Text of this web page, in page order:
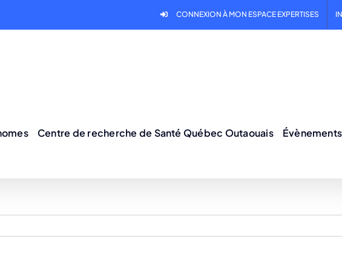
CONNEXION À MON ESPACE EXPERTISES
Centre de recherche de Santé Québec Outaouais Évènements